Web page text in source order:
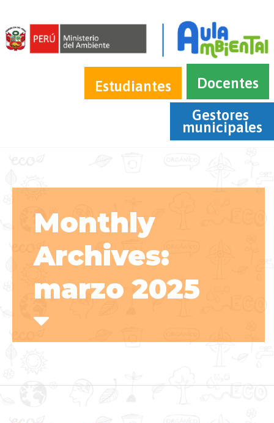
Estudiantes
Docentes
Gestores
municipales
Monthly
Archives:
marzo 2025